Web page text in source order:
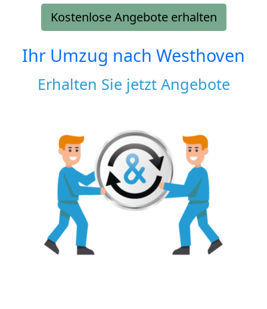
Kostenlose Angebote erhalten
Ihr Umzug nach Westhoven
Erhalten Sie jetzt Angebote